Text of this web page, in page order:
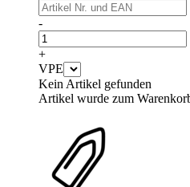
-
+
VPE
Kein Artikel gefunden
Artikel wurde zum